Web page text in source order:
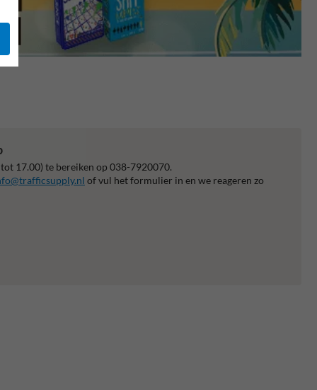
17.00) te bereiken op 038-7920070.
of vul het formulier in en we reageren zo